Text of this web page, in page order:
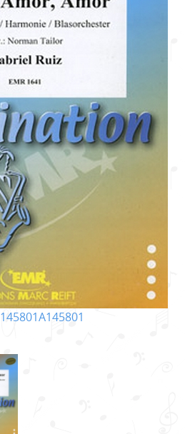
145801A145801